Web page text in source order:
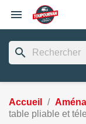

search
Accueil
table pliable et